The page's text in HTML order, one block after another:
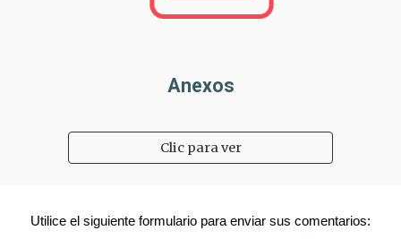
Anexos
Clic para ver
Utilice el siguiente formulario para enviar sus comentarios: